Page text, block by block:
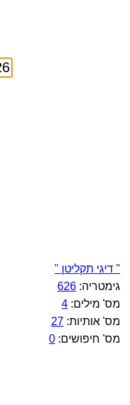
" דיגי תקליטן "
גימטריה: 626
מס' מילים: 4
מס' אותיות: 27
מס' חיפושים: 0